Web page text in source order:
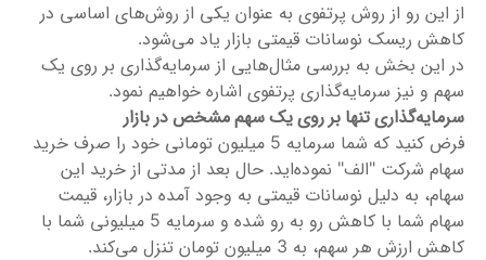
از این رو از روش پرتفوی به عنوان یکی از روش‌های اساسی در
کاهش ریسک نوسانات قیمتی بازار یاد می‌شود.
در این بخش به بررسی مثال‌هایی از سرمایه‌گذاری بر روی یک
سهم و نیز سرمایه‌گذاری پرتفوی اشاره خواهیم نمود.
سرمایه‌گذاری تنها بر روی یک سهم مشخص در بازار
فرض کنید که شما سرمایه‌ 5 میلیون تومانی خود را صرف خرید
سهام شرکت "الف" نموده‌اید. حال بعد از مدتی از خرید این
سهام، به دلیل نوسانات قیمتی به وجود آمده در بازار، قیمت
سهام شما با کاهش رو به رو شده و سرمایه‌ 5 میلیونی شما با
کاهش ارزش هر سهم، به 3 میلیون تومان تنزل می‌کند.